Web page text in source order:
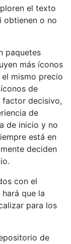
el texto
obtienen o no
paquetes
más íconos
mismo precio
de
factor decisivo,
de
de inicio y no
está en
deciden
con el
que la
para los
de